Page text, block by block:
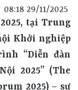
08:18 29/11/2025
tại Trung
Khởi nghiệp
“Diễn đàn
2025” (The
2025) – sự